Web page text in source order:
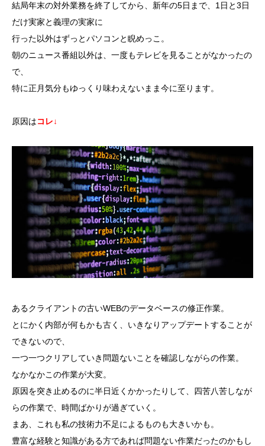
結局年末の対外業務を終了してから、新年の5日まで、1日と3日
だけ実家と義理の実家に
行った以外はずっとパソコンと睨めっこ。
朝のニュース番組以外は、一度もテレビを見ることがなかったの
で、
特に正月気分もゆっくり味わえないまま今に至ります。
原因はコレ↓
あるクライアントの古いWEBのデータベースの修正作業。
とにかく内部が何もかも古く、いきなりアップデートすることが
できないので、
一つ一つクリアしていき問題ないことを確認しながらの作業。
なかなかこの作業が大変。
原因を突き止めるのに半日近くかかったりして、四苦八苦しなが
らの作業で、時間ばかりが過ぎていく。
まあ、これも私の技術力不足によるものも大きいかも。
豊富な経験と知識がある方であれば問題ない作業だったのかもし